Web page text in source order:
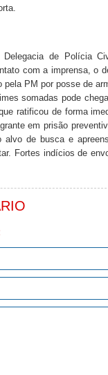
de Polícia
com a imprensa, o
PM por posse de
somadas pode
ratificou de forma
em prisão
de busca e
Fortes indícios de